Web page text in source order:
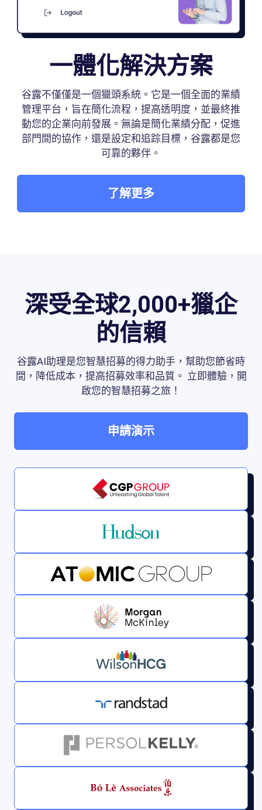
一體化解決方案
谷露不僅僅是一個獵頭系統。它是一個全面的業績
管理平台，旨在簡化流程，提高透明度，並最終推
動您的企業向前發展。無論是簡化業績分配，促進
部門間的協作，還是設定和追踪目標，谷露都是您
可靠的夥伴。
了解更多
深受全球2,000+獵企
的信賴
谷露AI助理是您智慧招募的得力助手，幫助您節省時
間，降低成本，提高招募效率和品質。 立即體驗，開
啟您的智慧招募之旅！
申請演示